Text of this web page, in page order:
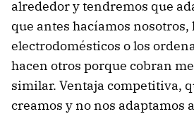
alrededor y tendremos que
que antes hacíamos nosotros,
electrodomésticos o los
hacen otros porque cobran
similar. Ventaja competitiva,
creamos y no nos adaptamos